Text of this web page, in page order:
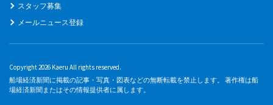
スタッフ募集
メールニュース登録
Copyright 2026 Kaeru All rights reserved.
船場経済新聞に掲載の記事・写真・図表などの無断転載を禁止します。 著作権は船
場経済新聞またはその情報提供者に属します。